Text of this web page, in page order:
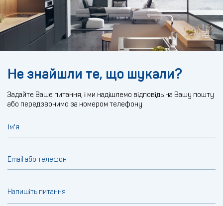
Не знайшли те, що шукали?
Задайте Ваше питання, і ми надішлемо відповідь на Вашу пошту
або передзвонимо за номером телефону
Ім'я
Email або телефон
Напишіть питання